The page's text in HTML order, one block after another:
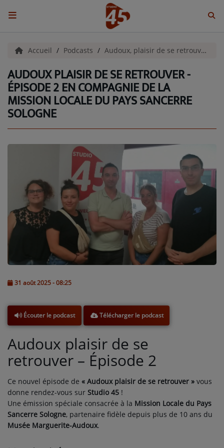
ACCUEIL
Emissions
BENJI & COMPAGNIE
GRAFFITI CINÉMA
LES ASSOCIÉS DU JOUR
LA CHRONIQUE ENVIRONNEMENTALE
LA CHRONIQUE MUSICALE
L'ÉNERGIE DES 9 ÉTOILES
MIXTAPE ADDICT RADIO SHOW
"SI ON CHANTAIT", L'ÉMISSION
EQUIPE
PODCASTS
INTERVIEW
Musique
Accueil Podcasts Audoux, plaisir de se retrouver !
AUDOUX PLAISIR DE SE RETROUVER -
ÉPISODE 2 EN COMPAGNIE DE LA
MISSION LOCALE DU PAYS SANCERRE
SOLOGNE
31 août 2025 - 08:25
Écouter le podcast Télécharger le podcast
Audoux plaisir de se
retrouver – Épisode 2
Ce nouvel épisode de « Audoux plaisir de se retrouver » vous
donne rendez-vous sur Studio 45 !
Une émission spéciale consacrée à la Mission Locale du Pays
Sancerre Sologne, partenaire fidèle depuis plus de 10 ans du
Musée Marguerite-Audoux.